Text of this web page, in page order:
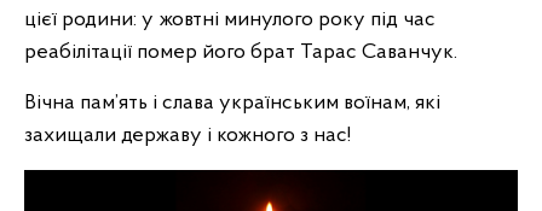
цієї родини: у жовтні минулого року під час
реабілітації помер його брат Тарас Саванчук.
Вічна пам’ять і слава українським воїнам, які
захищали державу і кожного з нас!